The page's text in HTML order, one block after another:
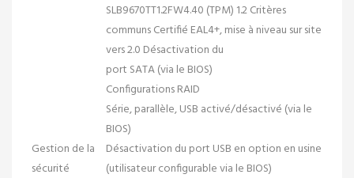
Gestion de la
sécurité
SLB9670TT1.2FW4.40 (TPM) 1.2 Critères
communs Certifié EAL4+, mise à niveau sur site
vers 2.0 Désactivation du
port SATA (via le BIOS)
Configurations RAID
Série, parallèle, USB activé/désactivé (via le
BIOS)
Désactivation du port USB en option en usine
(utilisateur configurable via le BIOS)